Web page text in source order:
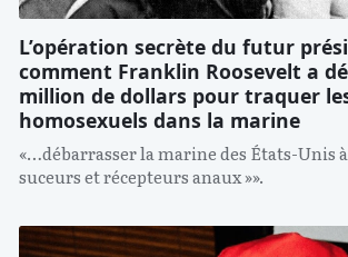
L’opération secrète du futur
comment Franklin Roosevelt a
million de dollars pour traquer
homosexuels dans la marine
«…débarrasser la marine des États-Unis
suceurs et récepteurs anaux »».